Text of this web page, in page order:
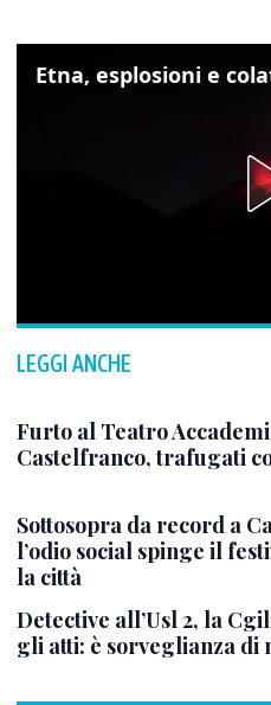
LEGGI ANCHE
Furto al Teatro
Castelfranco, trafugati
Sottosopra da record a
l’odio social spinge il
la città
Detective all’Usl 2, la
gli atti: è sorveglianza di